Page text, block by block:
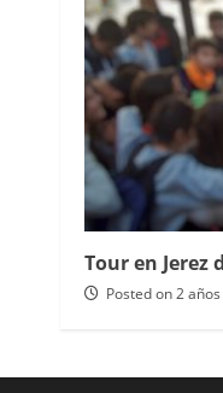
Tour en Jerez
Posted on 2